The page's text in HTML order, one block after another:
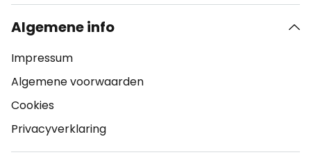
Algemene info
Impressum
Algemene voorwaarden
Cookies
Privacyverklaring